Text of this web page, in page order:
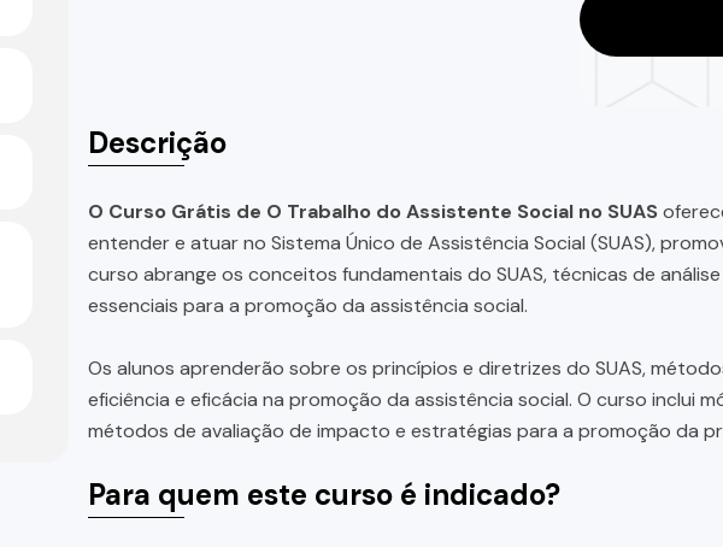
Descrição
O Curso Grátis de O Trabalho do Assistente Social no SUAS
entender e atuar no Sistema Único de Assistência Social (SUAS),
curso abrange os conceitos fundamentais do SUAS, técnicas de
essenciais para a promoção da assistência social.
Os alunos aprenderão sobre os princípios e diretrizes do SUAS,
eficiência e eficácia na promoção da assistência social. O curso inclui
métodos de avaliação de impacto e estratégias para a promoção da
Para quem este curso é indicado?